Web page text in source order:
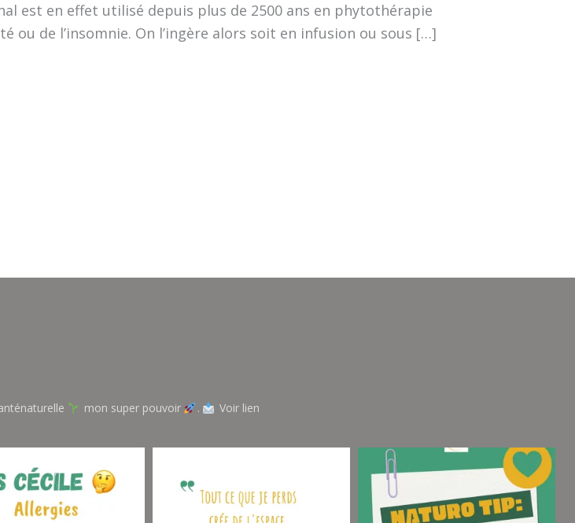
est en effet utilisé depuis plus de 2500 ans en phytothérapie
ou de l’insomnie. On l’ingère alors soit en infusion ou sous […]
mon super pouvoir . Voir lien